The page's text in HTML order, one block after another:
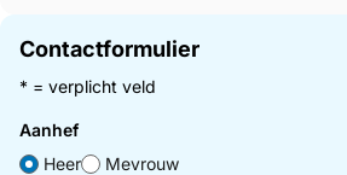
Contactformulier
* = verplicht veld
Aanhef
Heer
Mevrouw